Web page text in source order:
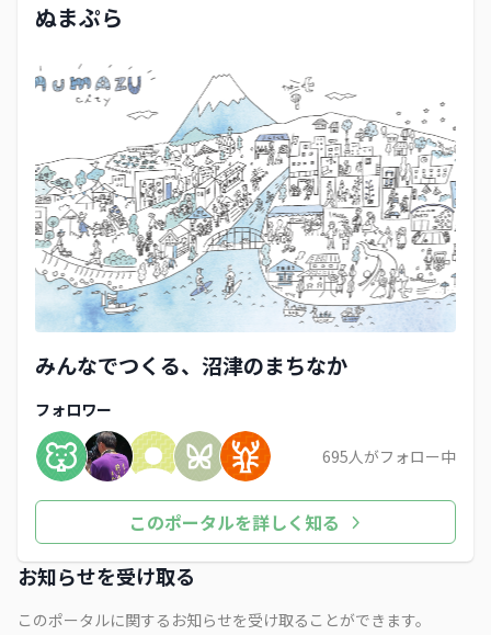
ぬまぷら
みんなでつくる、沼津のまちなか
フォロワー
695人がフォロー中
このポータルを詳しく知る
お知らせを受け取る
このポータルに関するお知らせを受け取ることができます。